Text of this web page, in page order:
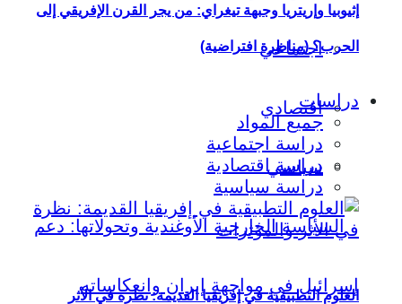
اجتماعي
اقتصادي
سياسي
إثيوبيا وإريتريا وجبهة تيغراي: من يجر القرن الإفريقي إلى
الحرب؟ (مناظرة افتراضية)
دراسات
جميع المواد
دراسة اجتماعية
دراسة اقتصادية
دراسة سياسية
العلوم التطبيقية في إفريقيا القديمة: نظرة في الأثر